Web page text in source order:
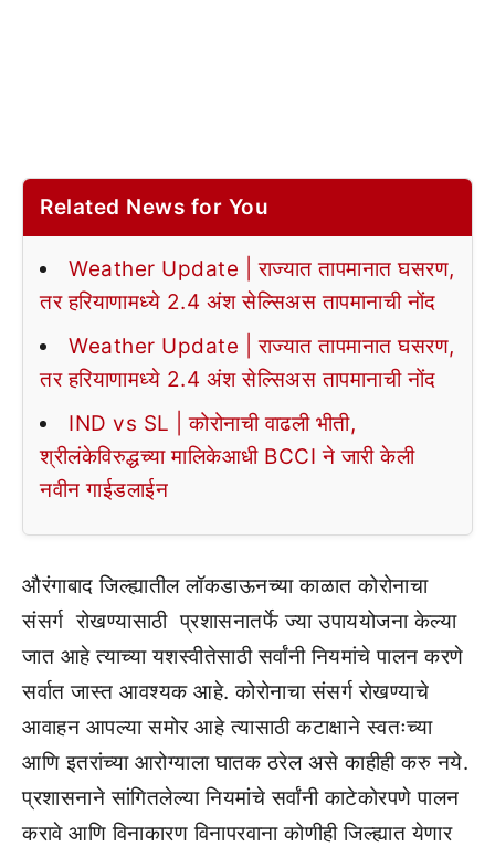
Related News for You
Weather Update | राज्यात तापमानात घसरण,
तर हरियाणामध्ये 2.4 अंश सेल्सिअस तापमानाची नोंद
Weather Update | राज्यात तापमानात घसरण,
तर हरियाणामध्ये 2.4 अंश सेल्सिअस तापमानाची नोंद
IND vs SL | कोरोनाची वाढली भीती,
श्रीलंकेविरुद्धच्या मालिकेआधी BCCI ने जारी केली
नवीन गाईडलाईन
औरंगाबाद जिल्ह्यातील लॉकडाऊनच्या काळात कोरोनाचा
संसर्ग रोखण्यासाठी प्रशासनातर्फे ज्या उपाययोजना केल्या
जात आहे त्याच्या यशस्वीतेसाठी सर्वांनी नियमांचे पालन करणे
सर्वात जास्त आवश्यक आहे. कोरोनाचा संसर्ग रोखण्याचे
आवाहन आपल्या समोर आहे त्यासाठी कटाक्षाने स्वतःच्या
आणि इतरांच्या आरोग्याला घातक ठरेल असे काहीही करु नये.
प्रशासनाने सांगितलेल्या नियमांचे सर्वांनी काटेकोरपणे पालन
करावे आणि विनाकारण विनापरवाना कोणीही जिल्ह्यात येणार